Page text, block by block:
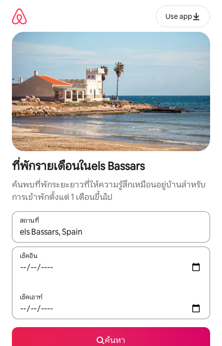
เนื้อหา
Use app
ที่พักรายเดือนในels Bassars
ค้นพบที่พักระยะยาวที่ให้ความรู้สึกเหมือนอยู่บ้านสำหรับ
การเข้าพักตั้งแต่ 1 เดือนขึ้นไป
สถานที่
ใช้ลูกศรขึ้นลง หรือใช้การสัมผัสหรือปัด เพื่อสำรวจผลการค้นหา
เช็คอิน
เช็คเอาท์
ค้นหา